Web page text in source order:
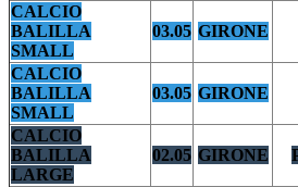
CALCIO
BALILLA
SMALL
03.05 GIRONE
CALCIO
BALILLA
SMALL
03.05 GIRONE
CALCIO
BALILLA
LARGE
02.05 GIRONE